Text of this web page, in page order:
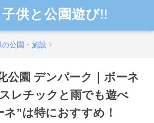
子供と公園遊び!!
の公園・施設
公園 デンパーク｜ボーネ
レチックと雨でも遊べ
”は特におすすめ！